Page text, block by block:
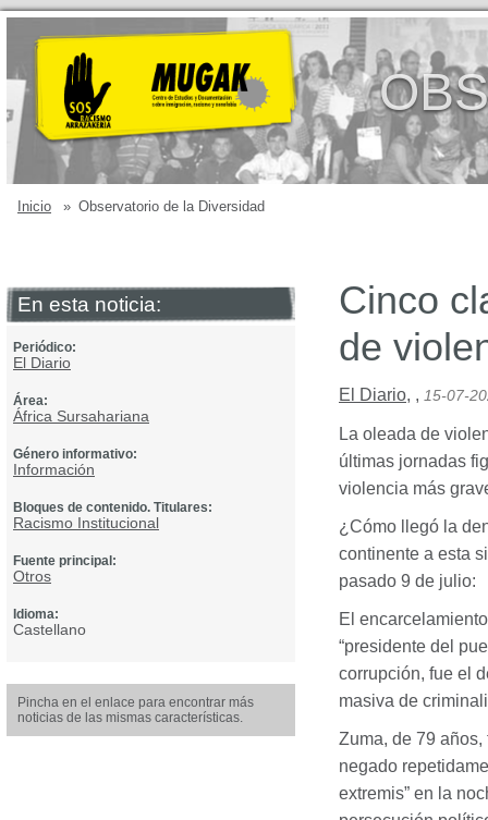
Inicio » Observatorio de la Diversidad
En esta noticia:
Periódico:
El Diario
Área:
África Sursahariana
Género informativo:
Información
Bloques de contenido. Titulares:
Racismo Institucional
Fuente principal:
Otros
Idioma:
Castellano
Pincha en el enlace para encontrar más
noticias de las mismas características.
Cinco
de
El Diario, , 15-07-
La oleada de
últimas jornadas
violencia más
¿Cómo llegó la
continente a esta
pasado 9 de julio:
El
“presidente del
corrupción, fue el
masiva de
Zuma, de 79
negado
extremis” en la